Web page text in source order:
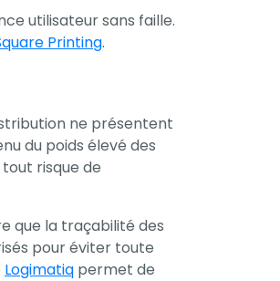
utilisateur sans faille.
Printing.
ne présentent
du poids élevé des
risque de
que la traçabilité des
pour éviter toute
Logimatiq permet de